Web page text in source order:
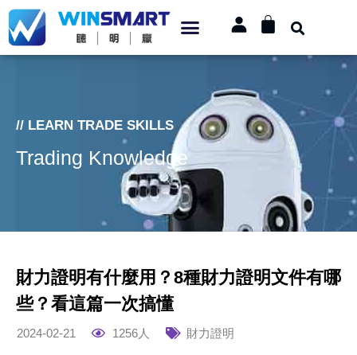
// LEARN TRADE SKILLS
Trading Knowledge
財力證明有什麼用？8種財力證明文件有哪
些？看這篇一次搞懂
2024-02-21 1256人 財力證明